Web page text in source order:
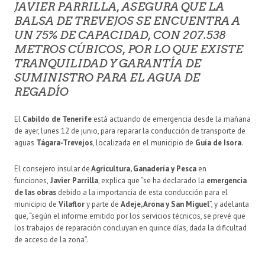
JAVIER PARRILLA, ASEGURA QUE LA
BALSA DE TREVEJOS SE ENCUENTRA A
UN 75% DE CAPACIDAD, CON 207.538
METROS CÚBICOS, POR LO QUE EXISTE
TRANQUILIDAD Y GARANTÍA DE
SUMINISTRO PARA EL AGUA DE
REGADÍO
El Cabildo de Tenerife está actuando de emergencia desde la mañana
de ayer, lunes 12 de junio, para reparar la conducción de transporte de
aguas Tágara-Trevejos, localizada en el municipio de Guía de Isora.
El consejero insular deAgricultura, Ganadería y Pesca en
funciones, Javier Parrilla, explica que “se ha declarado la emergencia
de las obras debido a la importancia de esta conducción para el
municipio de Vilaflory parte de Adeje, Arona y San Miguel”, y adelanta
que, “según el informe emitido por los servicios técnicos, se prevé que
los trabajos de reparación concluyan en quince días, dada la dificultad
de acceso de la zona”.